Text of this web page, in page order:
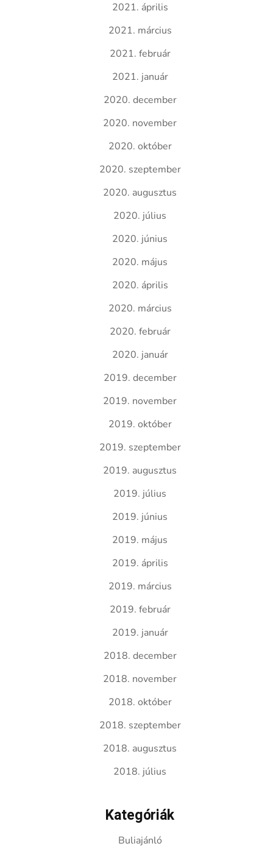
2021. április
2021. március
2021. február
2021. január
2020. december
2020. november
2020. október
2020. szeptember
2020. augusztus
2020. július
2020. június
2020. május
2020. április
2020. március
2020. február
2020. január
2019. december
2019. november
2019. október
2019. szeptember
2019. augusztus
2019. július
2019. június
2019. május
2019. április
2019. március
2019. február
2019. január
2018. december
2018. november
2018. október
2018. szeptember
2018. augusztus
2018. július
Kategóriák
Buliajánló